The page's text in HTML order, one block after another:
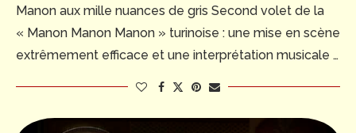
Manon aux mille nuances de gris Second volet de la
« Manon Manon Manon » turinoise : une mise en scène
extrêmement efficace et une interprétation musicale …